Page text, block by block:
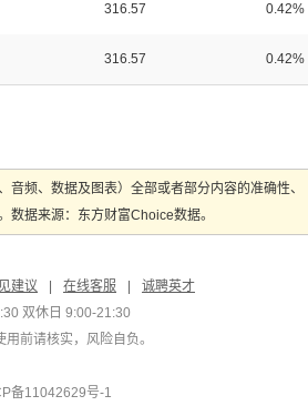
316.57 0.42%
316.57 0.42%
频、数据及图表）全部或者部分内容的准确性、
据来源：东方财富Choice数据。
建议 在线客服
诚聘英才
双休日 9:00-21:30
前请核实，风险自负。
备11042629号-1